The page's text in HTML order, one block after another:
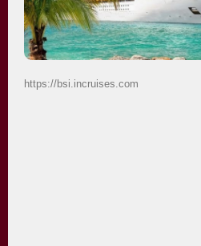
https://bsi.incruises.com